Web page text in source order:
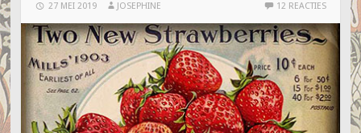
27 MEI 2019 JOSEPHINE 12 REACTIES